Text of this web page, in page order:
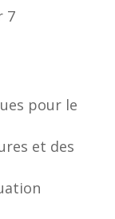
7
pour le
et des